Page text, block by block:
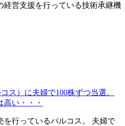
経営支援を行っている技術承継機
ス）に夫婦で100株ずつ当選。
い・・・
を行っているバルコス。 夫婦で